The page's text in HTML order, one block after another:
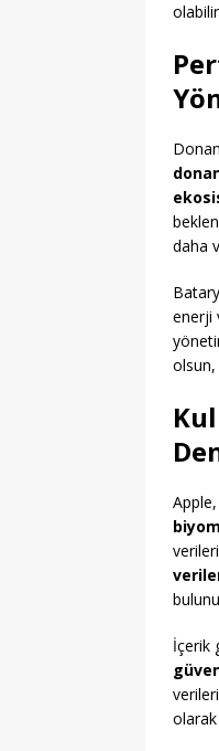
daha
enerji
olsun,
İçerik
olarak